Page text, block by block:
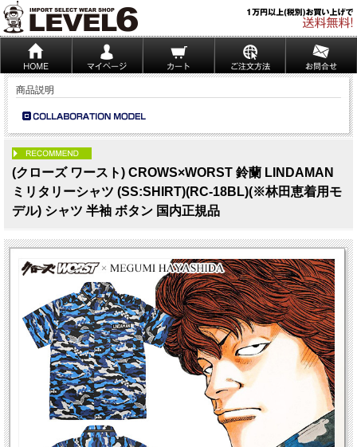
商品説明
(クローズ ワースト) CROWS×WORST 鈴蘭 LINDAMAN
ミリタリーシャツ (SS:SHIRT)(RC-18BL)(※林田恵着用モ
デル) シャツ 半袖 ボタン 国内正規品